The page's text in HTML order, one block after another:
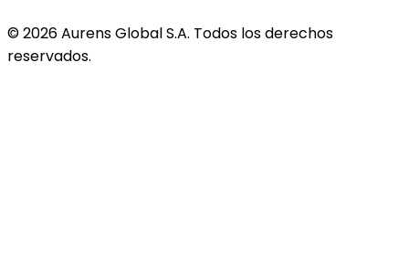
©2026Aurens Global S.A. Todos los derechos
reservados.